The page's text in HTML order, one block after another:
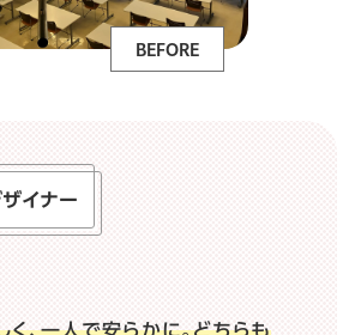
BEFORE
イナー
、一人で安らかに。どちらも